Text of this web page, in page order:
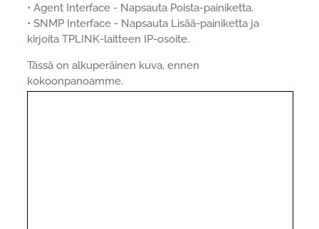
• Agent Interface - Napsauta Poista-painiketta.
• SNMP Interface - Napsauta Lisää-painiketta ja
kirjoita TPLINK-laitteen IP-osoite.
Tässä on alkuperäinen kuva, ennen
kokoonpanoamme.